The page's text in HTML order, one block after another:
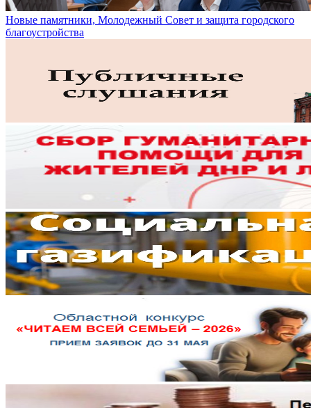
Новые памятники, Молодежный Совет и защита городского
благоустройства